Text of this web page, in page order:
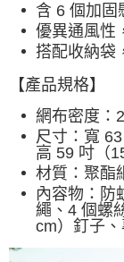
含 6 個加固
優異通風性
搭配收納袋
【產品規格】
網布密度：
尺寸：寬
高 59 吋（
材質：聚酯
內容物： 防
繩、4 個螺
cm）釘子